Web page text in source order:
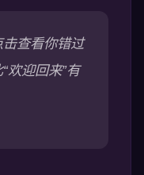
击查看你错过
欢迎回来”有